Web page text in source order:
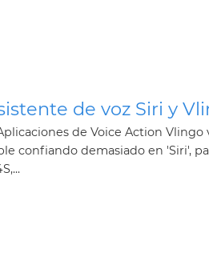
de voz Siri y
de Voice Action Vlingo
confiando demasiado en 'Siri',